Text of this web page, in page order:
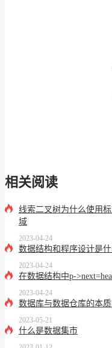
相关阅读
线索二叉树为什么使用
域
2023-04-24
数据结构和程序设计是
2023-04-24
在数据结构中p-
2023-04-24
数据库与数据仓库的本
2023-05-21
什么是数据集市